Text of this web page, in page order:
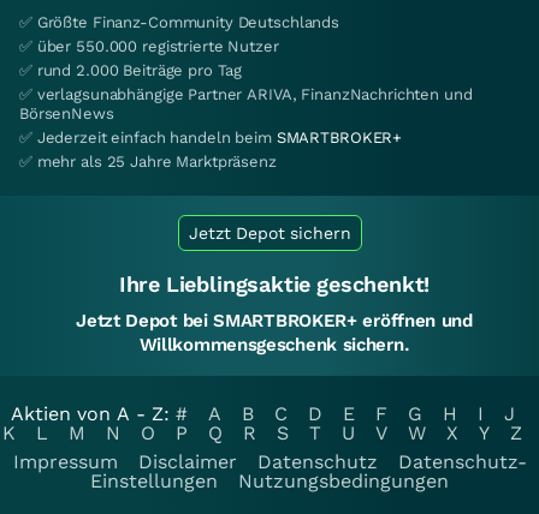
✅ Größte Finanz-Community Deutschlands
✅ über 550.000 registrierte Nutzer
✅ rund 2.000 Beiträge pro Tag
✅ verlagsunabhängige Partner ARIVA, FinanzNachrichten und
BörsenNews
✅ Jederzeit einfach handeln beim SMARTBROKER+
✅ mehr als 25 Jahre Marktpräsenz
Jetzt Depot sichern
Ihre Lieblingsaktie geschenkt!
Jetzt Depot bei SMARTBROKER+ eröffnen und
Willkommensgeschenk sichern.
Aktien von A - Z: # A B C D E F G H I
J
K
L M N O P Q R S T U V W X Y
Z
Impressum
Disclaimer Datenschutz
Datenschutz-
Einstellungen
Nutzungsbedingungen